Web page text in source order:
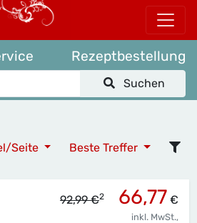
Rezeptbestellung
Suchen
Seite Beste Treffer
92,99 €2 66,77 €
inkl. MwSt.,